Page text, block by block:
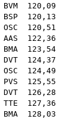
BVM
BSP
OSC
AAS
BMA
DVT
OSC
PVS
DVT
TTE
BMA